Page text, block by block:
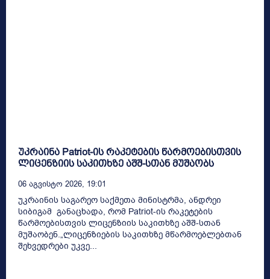
უკრაინა Patriot-ის რაკეტების წარმოებისთვის
ლიცენზიის საკითხზე აშშ-სთან მუშაობს
06 Აგვისტო 2026, 19:01
უკრაინის საგარეო საქმეთა მინისტრმა, ანდრეი
სიბიგამ განაცხადა, რომ Patriot-ის რაკეტების
წარმოებისთვის ლიცენზიის საკითხზე აშშ-სთან
მუშაობენ.„ლიცენზიების საკითხზე მწარმოებლებთან
შეხვედრები უკვე...